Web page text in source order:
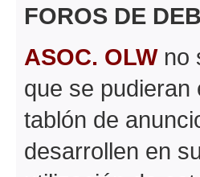
FOROS DE
ASOC. OLWno
que se
tablón de
desarrollen en